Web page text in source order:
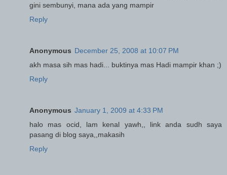
gini sembunyi, mana ada yang mampir
Reply
Anonymous December 25, 2008 at 10:07 PM
akh masa sih mas hadi... buktinya mas Hadi mampir khan ;)
Reply
Anonymous January 1, 2009 at 4:33 PM
halo mas ocid, lam kenal yawh,, link anda sudh saya
pasang di blog saya,,makasih
Reply